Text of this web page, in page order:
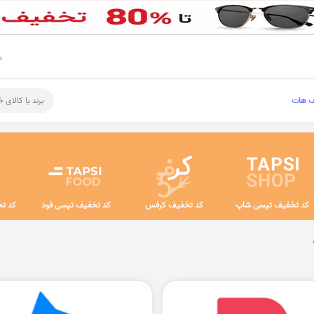
هات برند یا
کد تخفیف تپسی شاپ کد تخفیف کرفس کد تخفیف تپسی فود کد